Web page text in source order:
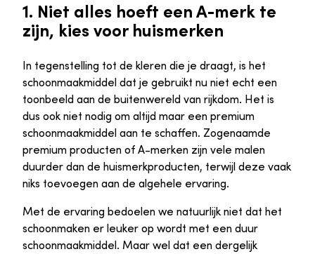
1. Niet alles hoeft een A-merk te
zijn, kies voor huismerken
In tegenstelling tot de kleren die je draagt, is het
schoonmaakmiddel dat je gebruikt nu niet echt een
toonbeeld aan de buitenwereld van rijkdom. Het is
dus ook niet nodig om altijd maar een premium
schoonmaakmiddel aan te schaffen. Zogenaamde
premium producten of A-merken zijn vele malen
duurder dan de huismerkproducten, terwijl deze vaak
niks toevoegen aan de algehele ervaring.
Met de ervaring bedoelen we natuurlijk niet dat het
schoonmaken er leuker op wordt met een duur
schoonmaakmiddel. Maar wel dat een dergelijk